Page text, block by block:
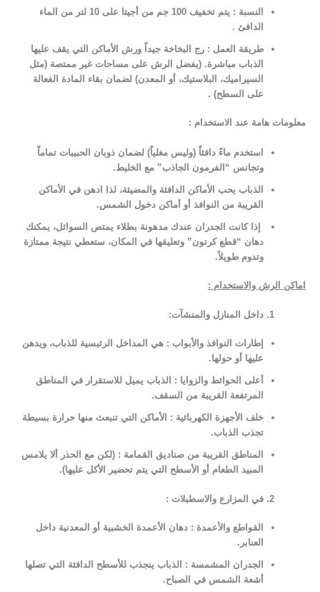
النسبة :
يتم تخفيف 100 جم من أجيتا على 10 لتر من الماء
الدافئ .
طريقة العمل : رج البخاخة جيداً ورش الأماكن التي يقف عليها
الذباب مباشرة. (يفضل الرش على مساحات غير ممتصة (مثل
السيراميك، البلاستيك، أو المعدن) لضمان بقاء المادة الفعالة
على السطح) .
معلومات هامة عند الاستخدام :
استخدم ماءً دافئاً (وليس مغلياً) لضمان ذوبان الحبيبات تماماً
وتجانس “الفرمون الجاذب” مع الخليط.
الذباب يحب الأماكن الدافئة والمضيئة، لذا ادهن في الأماكن
القريبة من النوافذ أو أماكن دخول الشمس.
إذا كانت الجدران عندك مدهونة بطلاء يمتص السوائل، يمكنك
دهان “قطع كرتون” وتعليقها في المكان، ستعطي نتيجة ممتازة
وتدوم طويلاً.
اماكن الرش والاستخدام :
داخل المنازل والمنشآت:
إطارات النوافذ والأبواب : هي المداخل الرئيسية للذباب، ويدهن
عليها أو حولها.
أعلى الحوائط والزوايا : الذباب يميل للاستقرار في المناطق
المرتفعة القريبة من السقف.
خلف الأجهزة الكهربائية : الأماكن التي تنبعث منها حرارة بسيطة
تجذب الذباب.
المناطق القريبة من صناديق القمامة : (لكن مع الحذر ألا يلامس
المبيد الطعام أو الأسطح التي يتم تحضير الأكل عليها).
في المزارع والاسطبلات :
القواطع والأعمدة : دهان الأعمدة الخشبية أو المعدنية داخل
العنابر.
الجدران المشمسة : الذباب ينجذب للأسطح الدافئة التي تصلها
أشعة الشمس في الصباح.